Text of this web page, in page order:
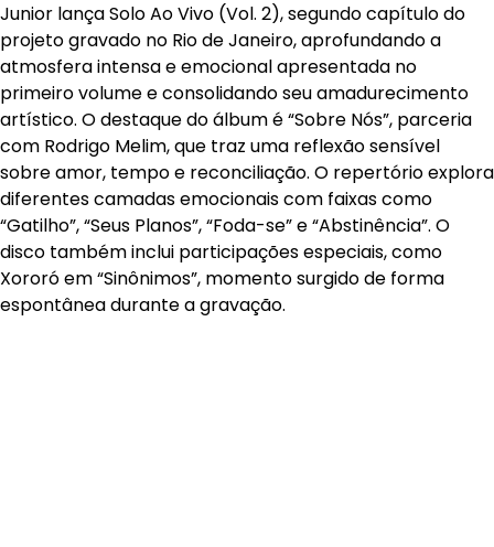
Junior lança Solo Ao Vivo (Vol. 2), segundo capítulo do
projeto gravado no Rio de Janeiro, aprofundando a
atmosfera intensa e emocional apresentada no
primeiro volume e consolidando seu amadurecimento
artístico. O destaque do álbum é “Sobre Nós”, parceria
com Rodrigo Melim, que traz uma reflexão sensível
sobre amor, tempo e reconciliação. O repertório explora
diferentes camadas emocionais com faixas como
“Gatilho”, “Seus Planos”, “Foda-se” e “Abstinência”. O
disco também inclui participações especiais, como
Xororó em “Sinônimos”, momento surgido de forma
espontânea durante a gravação.